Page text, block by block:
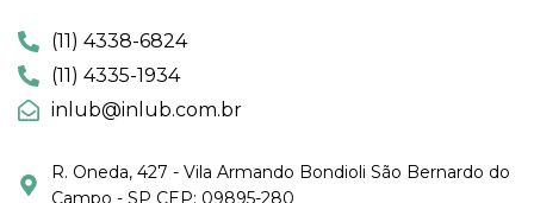
(11) 4338-6824
(11) 4335-1934
inlub@inlub.com.br
R. Oneda, 427 - Vila Armando Bondioli São Bernardo do
Campo - SP CEP: 09895-280